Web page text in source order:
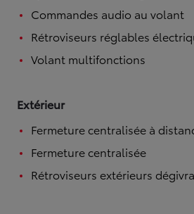
Commandes audio au volant
Rétroviseurs réglables
Volant multifonctions
Extérieur
Fermeture centralisée à
Fermeture centralisée
Rétroviseurs extérieurs